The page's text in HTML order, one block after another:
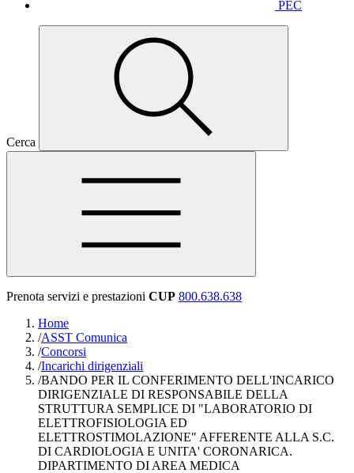
PEC
Cerca
Prenota servizi e prestazioni CUP 800.638.638
Home
/ASST Comunica
/Concorsi
/Incarichi dirigenziali
/BANDO PER IL CONFERIMENTO DELL'INCARICO
DIRIGENZIALE DI RESPONSABILE DELLA
STRUTTURA SEMPLICE DI "LABORATORIO DI
ELETTROFISIOLOGIA ED
ELETTROSTIMOLAZIONE" AFFERENTE ALLA S.C.
DI CARDIOLOGIA E UNITA' CORONARICA.
DIPARTIMENTO DI AREA MEDICA